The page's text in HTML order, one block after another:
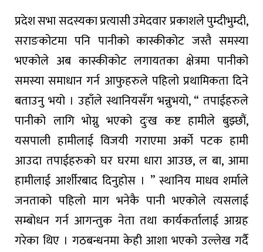
प्रदेश सभा सदस्यका प्रत्यासी उमेदवार प्रकाशले पुम्दीभुम्दी,
सराङकोटमा पनि पानीको कास्कीकोट जस्तै समस्या
भएकोले अब कास्कीकोट लगायतका क्षेत्रमा पानीको
समस्या समाधान गर्न आफुहरुले पहिलो प्रथामिकता दिने
बताउनु भयो । उहाँले स्थानियसँग भन्नुभयो, “ तपाईहरुले
पानीको लागि भोग्नु भएको दुःख कष्ट हामीले बुझ्छौं,
यसपाली हामीलाई विजयी गराएमा अर्को पटक हामी
आउदा तपाईहरुको घर घरमा धारा आउछ, ल बा, आमा
हामीलाई आर्शीरबाद दिनुहोस । ” स्थानिय माधव शर्माले
जनताको पहिलो माग भनेकै पानी भएकोले त्यसलाई
सम्बोधन गर्न आगन्तुक नेता तथा कार्यकर्तालाई आग्रह
गरेका थिए । गठबन्धनमा केही आशा भएको उल्लेख गर्दै